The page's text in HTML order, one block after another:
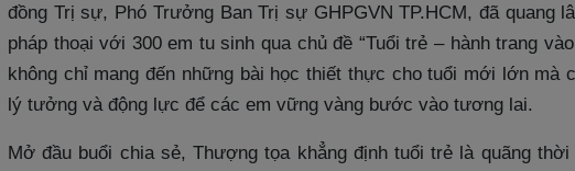
đồng Trị sự, Phó Trưởng Ban Trị sự GHPGVN TP.HCM, đã quang
pháp thoại với 300 em tu sinh qua chủ đề “Tuổi trẻ – hành trang
không chỉ mang đến những bài học thiết thực cho tuổi mới lớn mà
lý tưởng và động lực để các em vững vàng bước vào tương lai.
Mở đầu buổi chia sẻ, Thượng tọa khẳng định tuổi trẻ là quãng